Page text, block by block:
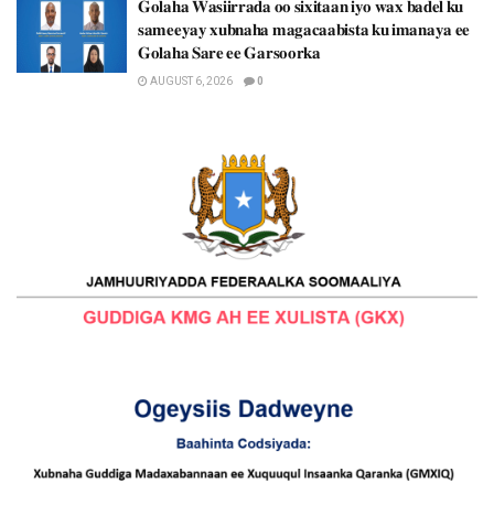
𝐆𝐨𝐥𝐚𝐡𝐚 𝐖𝐚𝐬𝐢𝐢𝐫𝐫𝐚𝐝𝐚 𝐨𝐨 𝐬𝐢𝐱𝐢𝐭𝐚𝐚𝐧 𝐢𝐲𝐨 𝐰𝐚𝐱 𝐛𝐚𝐝𝐞𝐥 𝐤𝐮
𝐬𝐚𝐦𝐞𝐞𝐲𝐚𝐲 𝐱𝐮𝐛𝐧𝐚𝐡𝐚 𝐦𝐚𝐠𝐚𝐜𝐚𝐚𝐛𝐢𝐬𝐭𝐚 𝐤𝐮 𝐢𝐦𝐚𝐧𝐚𝐲𝐚 𝐞𝐞
𝐆𝐨𝐥𝐚𝐡𝐚 𝐒𝐚𝐫𝐞 𝐞𝐞 𝐆𝐚𝐫𝐬𝐨𝐨𝐫𝐤𝐚
AUGUST 6, 2026 0